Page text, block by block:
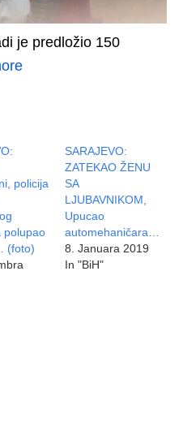
je predložio 150
policija
polupao
(foto)
SARAJEVO:
ZATEKAO ŽENU
SA
LJUBAVNIKOM,
Upucao
automehaničara…
8. Januara 2019
In "BiH"